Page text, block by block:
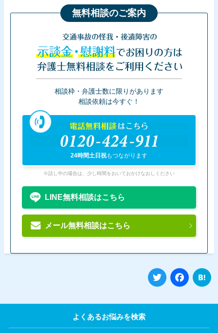
無料相談のご案内
交通事故の怪我・後遺障害の
示談金・慰謝料でお困りの方は
弁護士無料相談をご利用ください
相談枠・弁護士数に限りがあります
相談依頼は今すぐ！
電話無料相談はこちら
0120-424-911
24時間土日祝もつながります
※話し中の場合は、少し時間をおいておかけなおしください
LINE無料相談はこちら
メール無料相談はこちら
Twitter
よくあるお悩みを検索